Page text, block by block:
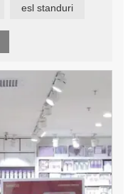
esl standuri